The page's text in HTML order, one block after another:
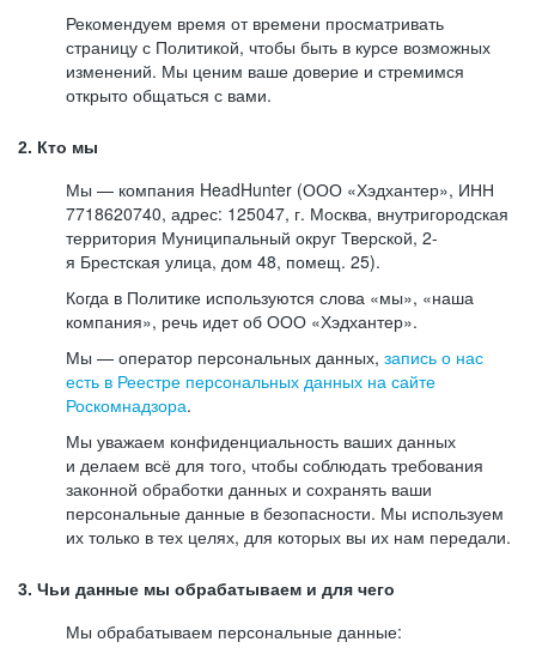
Рекомендуем время от времени просматривать
страницу с Политикой, чтобы быть в курсе возможных
изменений. Мы ценим ваше доверие и стремимся
открыто общаться с вами.
2. Кто мы
Мы — компания HeadHunter (ООО «Хэдхантер», ИНН
7718620740, адрес: 125047, г. Москва, внутригородская
территория Муниципальный округ Тверской, 2-
я Брестская улица, дом 48, помещ. 25).
Когда в Политике используются слова «мы», «наша
компания», речь идет об ООО «Хэдхантер».
Мы — оператор персональных данных, запись о нас
есть в Реестре персональных данных на сайте
Роскомнадзора.
Мы уважаем конфиденциальность ваших данных
и делаем всё для того, чтобы соблюдать требования
законной обработки данных и сохранять ваши
персональные данные в безопасности. Мы используем
их только в тех целях, для которых вы их нам передали.
3. Чьи данные мы обрабатываем и для чего
Мы обрабатываем персональные данные: